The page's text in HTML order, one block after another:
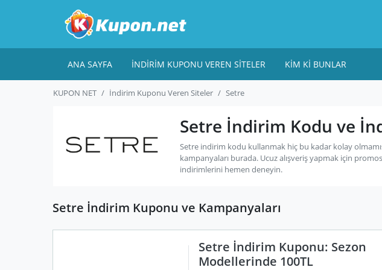
ANA SAYFA İNDIRIM KUPONU VEREN SITELER KIM KI BUNLAR
KUPON NET İndirim Kuponu Veren Siteler Setre
Setre İndirim Kodu ve
Setre indirim kodu kullanmak hiç bu kadar kolay
kampanyaları burada. Ucuz alışveriş yapmak için
indirimlerini hemen deneyin.
Setre İndirim Kuponu ve Kampanyaları
Setre İndirim Kuponu: Sezon
Modellerinde 100TL